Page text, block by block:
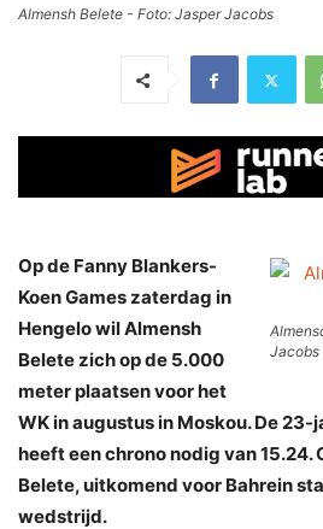
Almensh Belete - Foto: Jasper Jacobs
Jacobs
Op de Fanny Blankers-
Koen Games zaterdag in
Hengelo wil Almensh
Belete zich op de 5.000
meter plaatsen voor het
WK in augustus in Moskou. De
heeft een chrono nodig van 15.24.
Belete, uitkomend voor Bahrein
wedstrijd.